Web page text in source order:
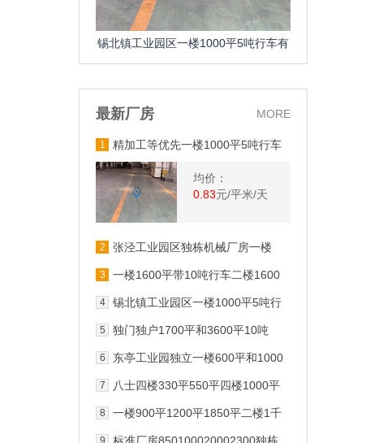
锡北镇工业园区一楼1000平5吨行车有
办公室
最新厂房 MORE
1
精加工等优先一楼1000平5吨行车
均价：
0.83元/平米/天
2
张泾工业园区独栋机械厂房一楼
3
一楼1600平带10吨行车二楼1600
4
锡北镇工业园区一楼1000平5吨行
5
独门独户1700平和3600平10吨
6
东亭工业园独立一楼600平和1000
7
八士四楼330平550平四楼1000平
8
一楼900平1200平1850平二楼1千
9